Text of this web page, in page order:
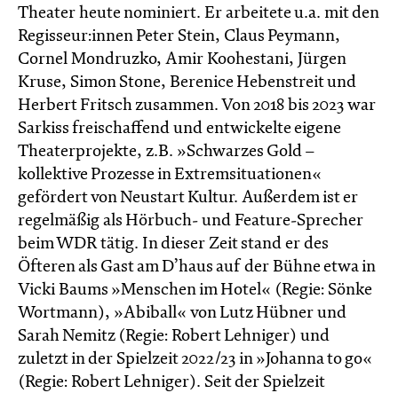
Theater heute nominiert. Er arbeitete u.a. mit den
Regisseur:innen Peter Stein, Claus Peymann,
Cornel Mondruzko, Amir Koohestani, Jürgen
Kruse, Simon Stone, Berenice Hebenstreit und
Herbert Fritsch zusammen. Von 2018 bis 2023 war
Sarkiss freischaffend und entwickelte eigene
Theaterprojekte, z.B. »Schwarzes Gold –
kollektive Prozesse in Extremsituationen«
gefördert von Neustart Kultur. Außerdem ist er
regelmäßig als Hörbuch- und Feature-Sprecher
beim WDR tätig. In dieser Zeit stand er des
Öfteren als Gast am D’haus auf der Bühne etwa in
Vicki Baums »Menschen im Hotel« (Regie: Sönke
Wortmann), »Abiball« von Lutz Hübner und
Sarah Nemitz (Regie: Robert Lehniger) und
zuletzt in der Spielzeit 2022/23 in »Johanna to go«
(Regie: Robert Lehniger). Seit der Spielzeit